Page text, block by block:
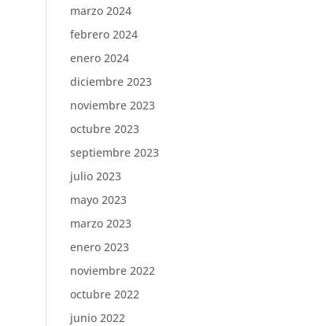
marzo 2024
febrero 2024
enero 2024
diciembre 2023
noviembre 2023
octubre 2023
septiembre 2023
julio 2023
mayo 2023
marzo 2023
enero 2023
noviembre 2022
octubre 2022
junio 2022